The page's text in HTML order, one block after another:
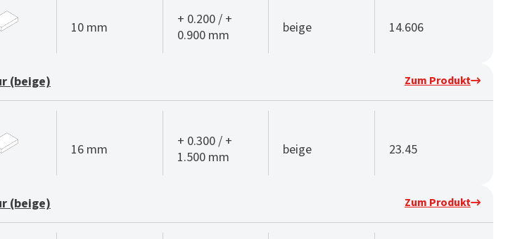
10 mm
+ 0.200 / +
0.900 mm
beige 14.606
(beige) Zum Produkt
16 mm
+ 0.300 / +
1.500 mm
beige 23.45
(beige) Zum Produkt